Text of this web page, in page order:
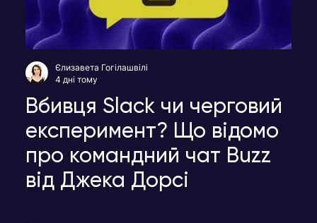
Вбивця Slack чи черговий
експеримент? Що відомо
про командний чат Buzz
від Джека Дорсі
Єлизавета Гогілашвілі
4 дні тому